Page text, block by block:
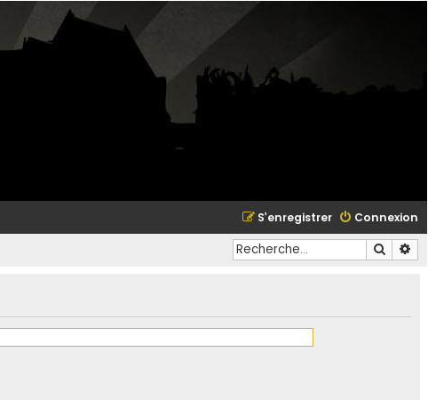
Connexion
S’enregistrer